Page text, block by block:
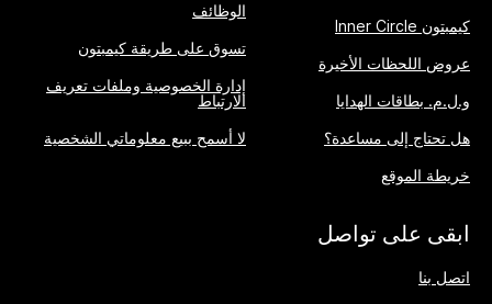
كيمبتون Inner Circle
عروض اللحظات الأخيرة
و.ل.م. بطاقات الهدايا
هل تحتاج إلى مساعدة؟
خريطة الموقع
الوظائف
تسوق على طريقة كيمبتون
إدارة الخصوصية وملفات تعريف
الارتباط
لا أسمح ببيع معلوماتي الشخصية
ابقى على تواصل
اتصل بنا